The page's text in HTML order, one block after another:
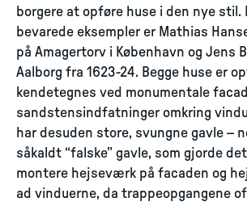
borgere at opføre huse i den nye
bevarede eksempler er Mathias
på Amagertorv i København og Jens
Aalborg fra 1623-24. Begge huse er
kendetegnes ved monumentale
sandstensindfatninger omkring
har desuden store, svungne gavle –
såkaldt “falske” gavle, som gjorde
montere hejseværk på facaden og
ad vinduerne, da trappeopgangene